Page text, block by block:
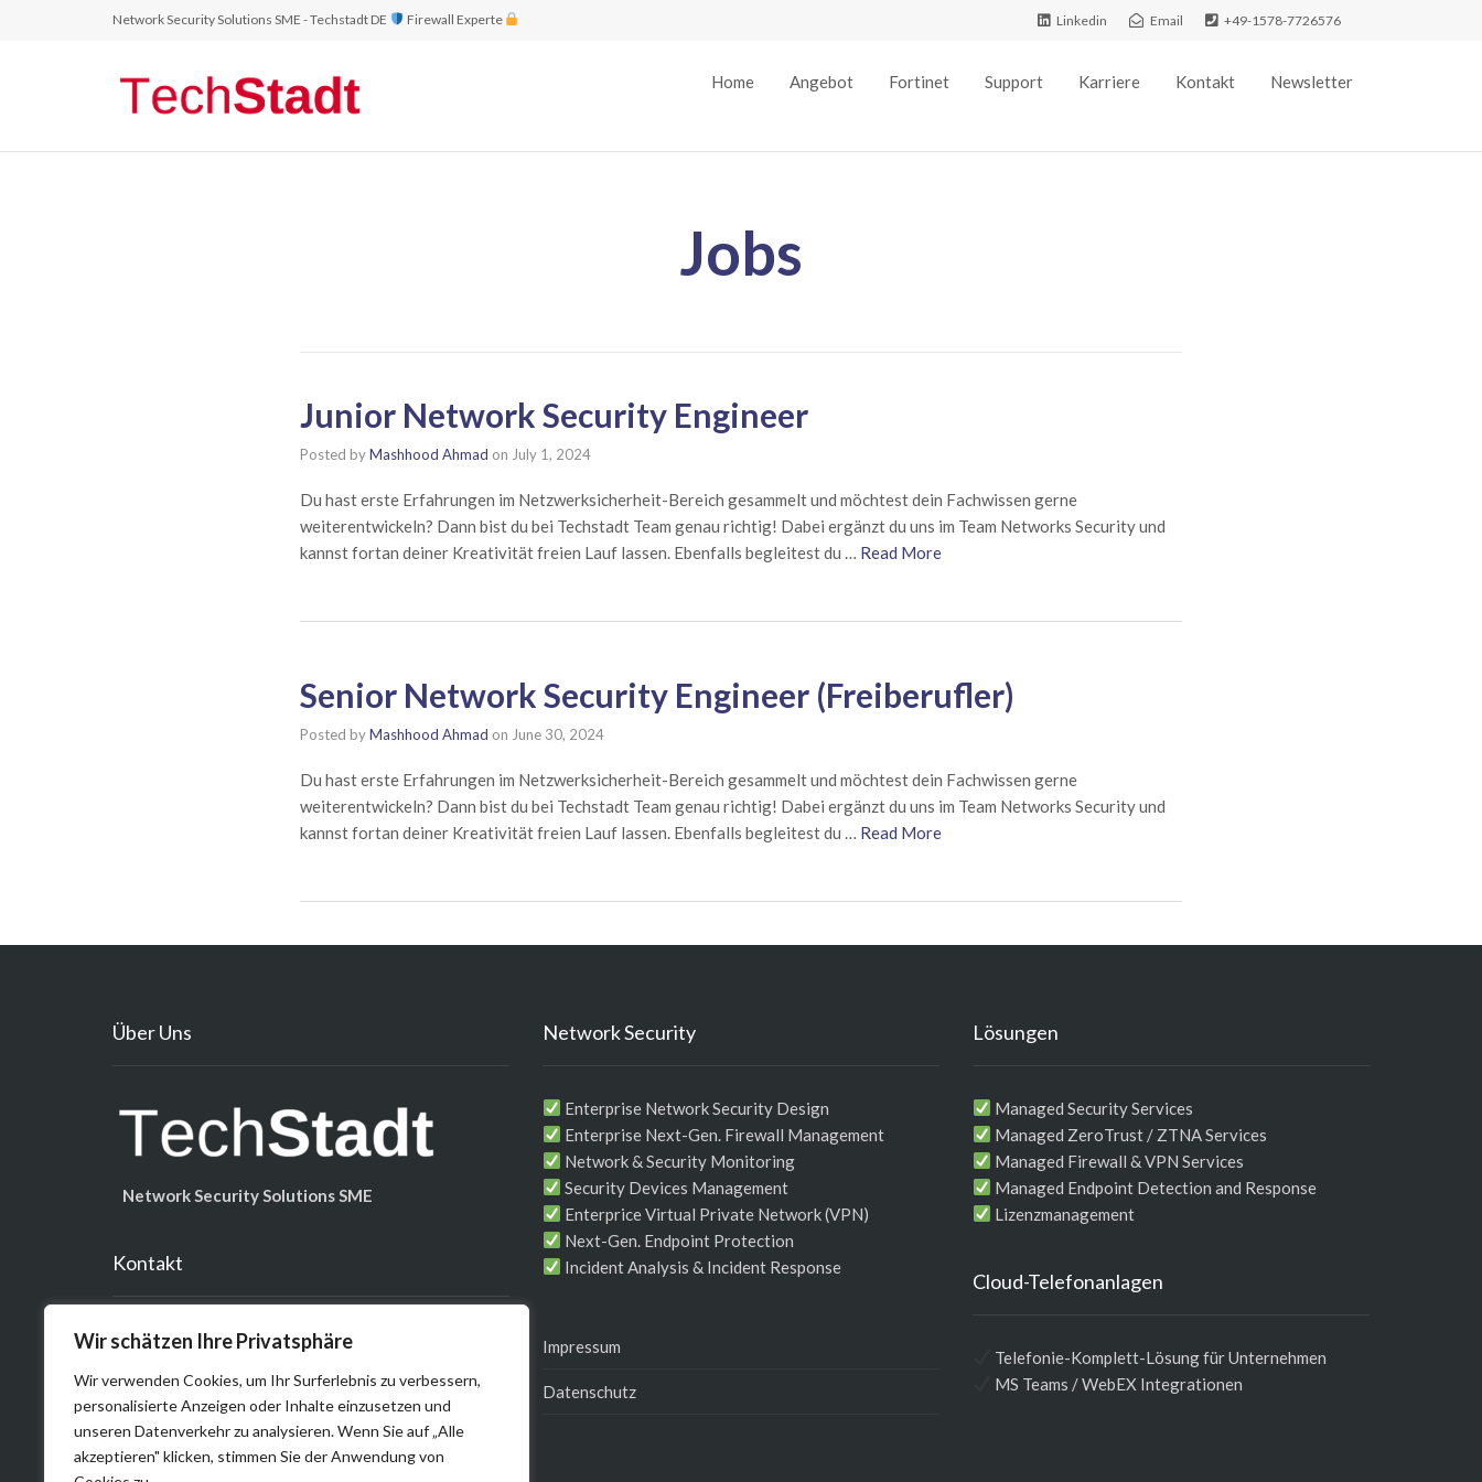
Wir schätzen Ihre Privatsphäre
Wir verwenden Cookies, um Ihr Surferlebnis zu verbessern,
personalisierte Anzeigen oder Inhalte einzusetzen und
unseren Datenverkehr zu analysieren. Wenn Sie auf „Alle
akzeptieren" klicken, stimmen Sie der Anwendung von
Network Security Solutions SME - Techstadt DE Firewall Experte Linkedin Email +49-1578-7726576
Home Angebot Fortinet Support Karriere Kontakt Newsletter
Jobs
Junior Network Security Engineer
Posted byMashhood Ahmad on July 1, 2024
Du hast erste Erfahrungen im Netzwerksicherheit-Bereich gesammelt und möchtest dein Fachwissen gerne
weiterentwickeln? Dann bist du bei Techstadt Team genau richtig! Dabei ergänzt du uns im Team Networks Security und
kannst fortan deiner Kreativität freien Lauf lassen. Ebenfalls begleitest du … Read More
Senior Network Security Engineer (Freiberufler)
Posted byMashhood Ahmad on June 30, 2024
Du hast erste Erfahrungen im Netzwerksicherheit-Bereich gesammelt und möchtest dein Fachwissen gerne
weiterentwickeln? Dann bist du bei Techstadt Team genau richtig! Dabei ergänzt du uns im Team Networks Security und
kannst fortan deiner Kreativität freien Lauf lassen. Ebenfalls begleitest du … Read More
Über Uns
Network Security Solutions SME
Kontakt
Öffnungszeiten
Telefon: +49-1578-7726576
Email: info@techstadt.de
www.techstadt.de
Network Security
Enterprise Network Security Design
Enterprise Next-Gen. Firewall Management
Network & Security Monitoring
Security Devices Management
Enterprice Virtual Private Network (VPN)
Next-Gen. Endpoint Protection
Incident Analysis & Incident Response
Impressum
Datenschutz
Lösungen
Managed Security Services
Managed ZeroTrust / ZTNA Services
Managed Firewall & VPN Services
Managed Endpoint Detection and Response
Lizenzmanagement
Cloud-Telefonanlagen
Telefonie-Komplett-Lösung für Unternehmen
MS Teams / WebEX Integrationen